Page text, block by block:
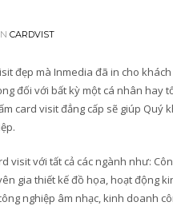
CARDVIST
đẹp mà Inmedia đã in cho
đối với bất kỳ một cá nhân hay
card visit đẳng cấp sẽ giúp Quý
với tất cả các ngành như:
gia thiết kế đồ họa, hoạt động
nghiệp âm nhạc, kinh doanh